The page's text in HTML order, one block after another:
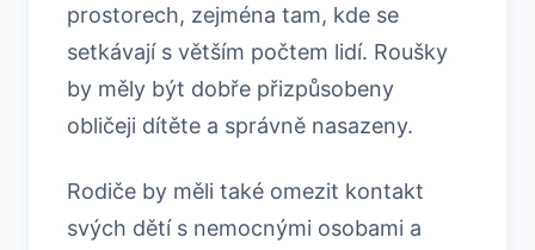
prostorech, zejména tam, kde se
setkávají s větším počtem lidí. Roušky
by měly být dobře přizpůsobeny
obličeji dítěte a správně nasazeny.
Rodiče by měli také omezit kontakt
svých dětí s nemocnými osobami a